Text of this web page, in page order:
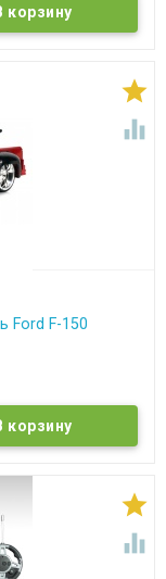


Ford F-150

